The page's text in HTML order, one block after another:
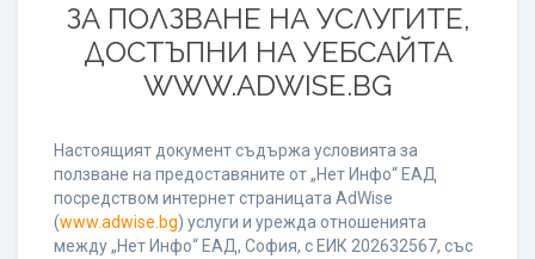
ЗА ПОЛЗВАНЕ НА УСЛУГИТЕ,
ДОСТЪПНИ НА УЕБСАЙТА
WWW.ADWISE.BG
Настоящият документ съдържа условията за
ползване на предоставяните от „Нет Инфо“ ЕАД
посредством интернет страницата AdWise
(www.adwise.bg) услуги и урежда отношенията
между „Нет Инфо“ ЕАД, София, с ЕИК 202632567, със